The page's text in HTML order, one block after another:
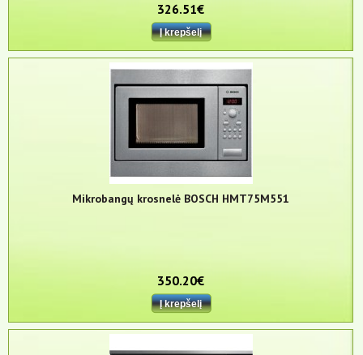
326.51€
Mikrobangų krosnelė BOSCH HMT75M551
350.20€